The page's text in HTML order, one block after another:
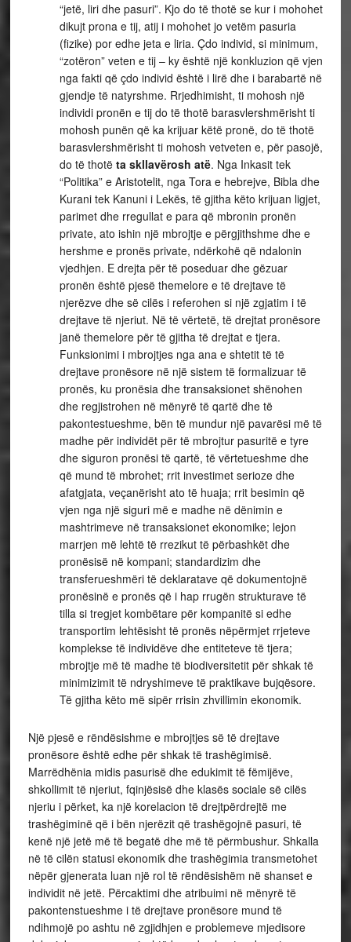
“jetë, liri dhe pasuri”. Kjo do të thotë se kur i mohohet
dikujt prona e tij, atij i mohohet jo vetëm pasuria
(fizike) por edhe jeta e liria. Çdo individ, si minimum,
“zotëron” veten e tij – ky është një konkluzion që vjen
nga fakti që çdo individ është i lirë dhe i barabartë në
gjendje të natyrshme. Rrjedhimisht, ti mohosh një
individi pronën e tij do të thotë barasvlershmërisht ti
mohosh punën që ka krijuar këtë pronë, do të thotë
barasvlershmërisht ti mohosh vetveten e, për pasojë,
do të thotë ta skllavërosh atë. Nga Inkasit tek
“Politika” e Aristotelit, nga Tora e hebrejve, Bibla dhe
Kurani tek Kanuni i Lekës, të gjitha këto krijuan ligjet,
parimet dhe rregullat e para që mbronin pronën
private, ato ishin një mbrojtje e përgjithshme dhe e
hershme e pronës private, ndërkohë që ndalonin
vjedhjen. E drejta për të poseduar dhe gëzuar
pronën është pjesë themelore e të drejtave të
njerëzve dhe së cilës i referohen si një zgjatim i të
drejtave të njeriut. Në të vërtetë, të drejtat pronësore
janë themelore për të gjitha të drejtat e tjera.
Funksionimi i mbrojtjes nga ana e shtetit të të
drejtave pronësore në një sistem të formalizuar të
pronës, ku pronësia dhe transaksionet shënohen
dhe regjistrohen në mënyrë të qartë dhe të
pakontestueshme, bën të mundur një pavarësi më të
madhe për individët për të mbrojtur pasuritë e tyre
dhe siguron pronësi të qartë, të vërtetueshme dhe
që mund të mbrohet; rrit investimet serioze dhe
afatgjata, veçanërisht ato të huaja; rrit besimin që
vjen nga një siguri më e madhe në dënimin e
mashtrimeve në transaksionet ekonomike; lejon
marrjen më lehtë të rrezikut të përbashkët dhe
pronësisë në kompani; standardizim dhe
transferueshmëri të deklaratave që dokumentojnë
pronësinë e pronës që i hap rrugën strukturave të
tilla si tregjet kombëtare për kompanitë si edhe
transportim lehtësisht të pronës nëpërmjet rrjeteve
komplekse të individëve dhe entiteteve të tjera;
mbrojtje më të madhe të biodiversitetit për shkak të
minimizimit të ndryshimeve të praktikave bujqësore.
Të gjitha këto më sipër rrisin zhvillimin ekonomik.
Një pjesë e rëndësishme e mbrojtjes së të drejtave
pronësore është edhe për shkak të trashëgimisë.
Marrëdhënia midis pasurisë dhe edukimit të fëmijëve,
shkollimit të njeriut, fqinjësisë dhe klasës sociale së cilës
njeriu i përket, ka një korelacion të drejtpërdrejtë me
trashëgiminë që i bën njerëzit që trashëgojnë pasuri, të
kenë një jetë më të begatë dhe më të përmbushur. Shkalla
në të cilën statusi ekonomik dhe trashëgimia transmetohet
nëpër gjenerata luan një rol të rëndësishëm në shanset e
individit në jetë. Përcaktimi dhe atribuimi në mënyrë të
pakontenstueshme i të drejtave pronësore mund të
ndihmojë po ashtu në zgjidhjen e problemeve mjedisore